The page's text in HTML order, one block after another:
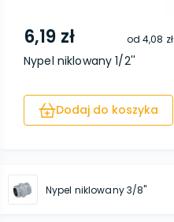
6,19 zł od4,08 zł
Nypel niklowany 1/2''
Dodaj do koszyka
Nypel niklowany 3/8''